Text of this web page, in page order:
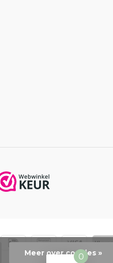
Meer over cookies »
0